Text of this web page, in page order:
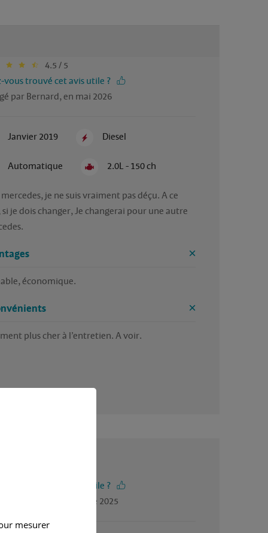
4.5 / 5
vous trouvé cet avis utile ?
par Bernard, en mai 2026
Janvier 2019 Diesel
Automatique 2.0L - 150 ch
je ne suis vraiment pas déçu. A ce
je dois changer, Je changerai pour une autre
économique.
plus cher à l’entretien. A voir.
vous trouvé cet avis utile ?
par Jacky, en octobre 2025
mesurer